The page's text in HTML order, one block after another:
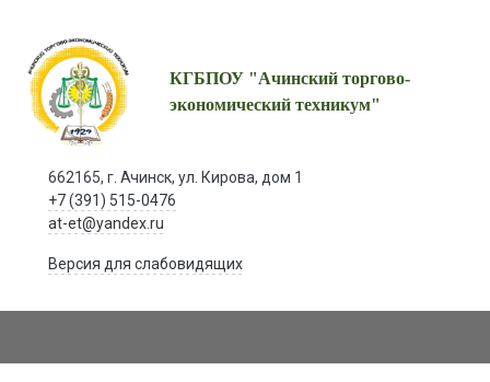
КГБПОУ "Ачинский торгово-
экономический техникум"
662165, г. Ачинск, ул. Кирова, дом 1
+7 (391) 515-0476
at-et@yandex.ru
Версия для слабовидящих